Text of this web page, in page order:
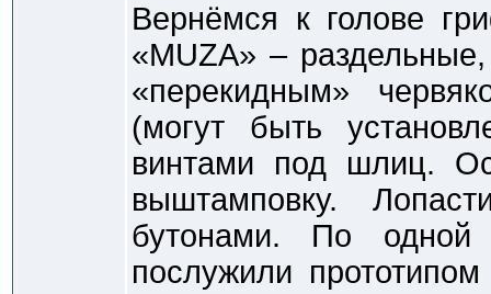
Вернёмся к голове
«MUZA» –
«перекидным»
(могут быть
винтами под шлиц.
выштамповку.
бутонами. По
послужили